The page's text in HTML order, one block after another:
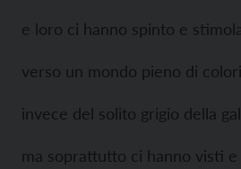
e loro ci hanno spinto e
verso un mondo pieno di
invece del solito grigio della
ma soprattutto ci hanno visti